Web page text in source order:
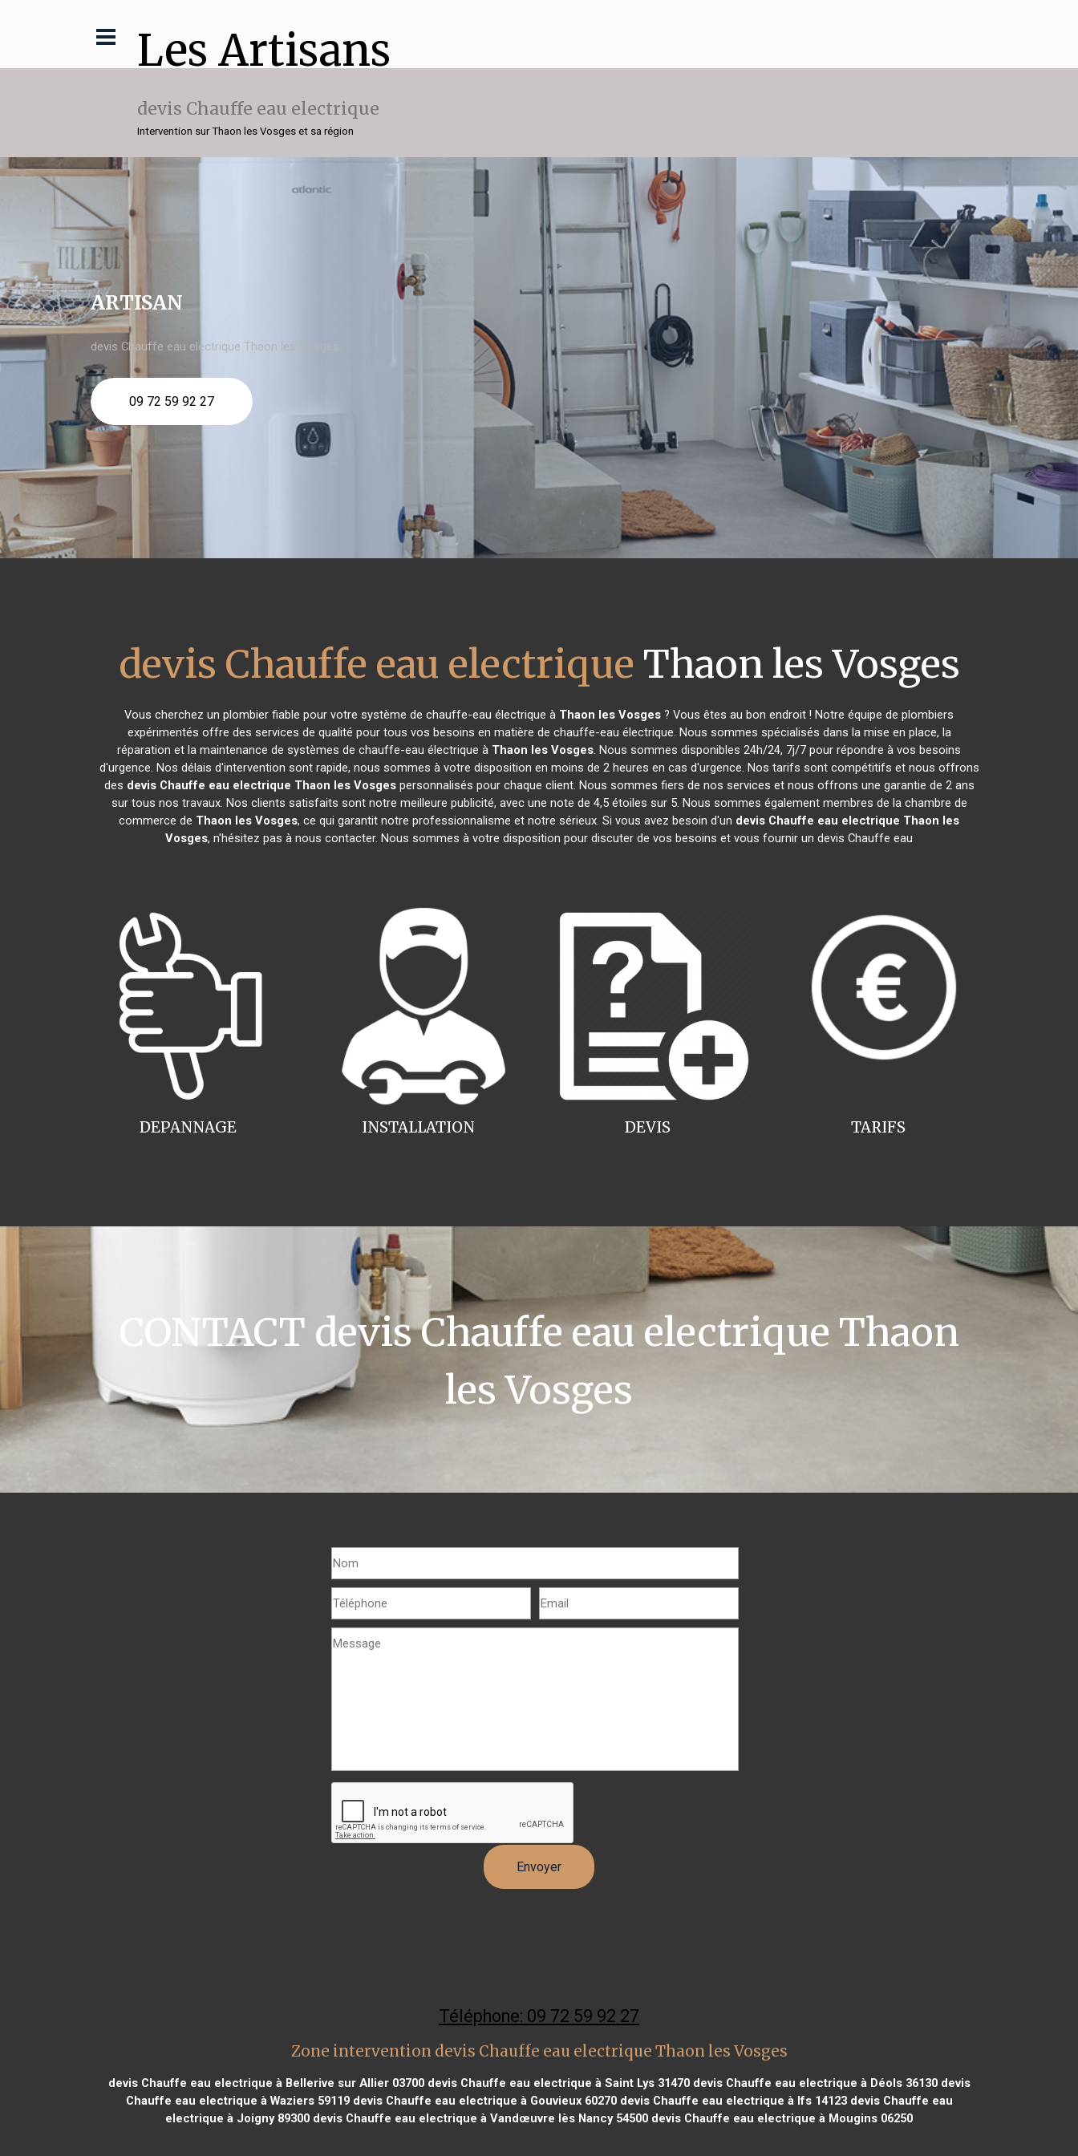
Les Artisans
devis Chauffe eau electrique
Intervention sur Thaon les Vosges et sa région
ARTISAN
devis Chauffe eau electrique Thaon les Vosges
09 72 59 92 27
devis Chauffe eau electrique Thaon les Vosges
Vous cherchez un plombier fiable pour votre système de chauffe-eau électrique à Thaon les Vosges ? Vous êtes au bon endroit ! Notre équipe de plombiers
expérimentés offre des services de qualité pour tous vos besoins en matière de chauffe-eau électrique. Nous sommes spécialisés dans la mise en place, la
réparation et la maintenance de systèmes de chauffe-eau électrique à Thaon les Vosges. Nous sommes disponibles 24h/24, 7j/7 pour répondre à vos besoins
d'urgence. Nos délais d'intervention sont rapide, nous sommes à votre disposition en moins de 2 heures en cas d'urgence. Nos tarifs sont compétitifs et nous offrons
des devis Chauffe eau electrique Thaon les Vosgespersonnalisés pour chaque client. Nous sommes fiers de nos services et nous offrons une garantie de 2 ans
sur tous nos travaux. Nos clients satisfaits sont notre meilleure publicité, avec une note de 4,5 étoiles sur 5. Nous sommes également membres de la chambre de
commerce de Thaon les Vosges, ce qui garantit notre professionnalisme et notre sérieux. Si vous avez besoin d'un devis Chauffe eau electrique Thaon les
Vosges, n'hésitez pas à nous contacter. Nous sommes à votre disposition pour discuter de vos besoins et vous fournir un devis Chauffe eau
INSTALLATION
DEPANNAGE TARIFS
DEVIS
CONTACT devis Chauffe eau electrique Thaon
les Vosges
Téléphone: 09 72 59 92 27
Zone intervention devis Chauffe eau electrique Thaon les Vosges
devis Chauffe eau electrique à Bellerive sur Allier 03700devis Chauffe eau electrique à Saint Lys 31470devis Chauffe eau electrique à Déols 36130devis
Chauffe eau electrique à Waziers 59119devis Chauffe eau electrique à Gouvieux 60270devis Chauffe eau electrique à Ifs 14123devis Chauffe eau
electrique à Joigny 89300 devis Chauffe eau electrique à Vandœuvre lès Nancy 54500 devis Chauffe eau electrique à Mougins 06250